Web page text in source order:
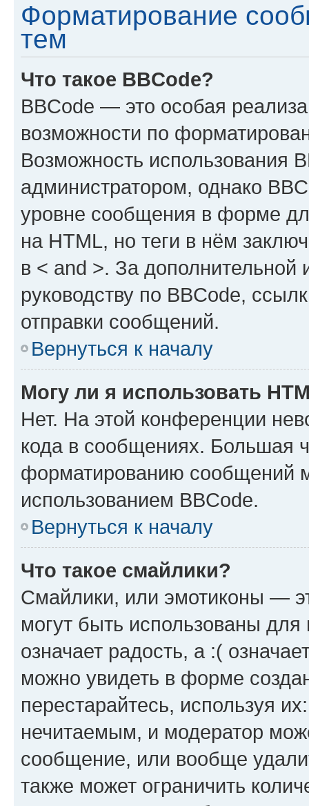
Форматирование
тем
Что такое BBCode?
BBCode — это особая
возможности по
Возможность использования
администратором, однако
уровне сообщения в форме
на HTML, но теги в нём
в < and >. За
руководству по BBCode,
отправки сообщений.
Вернуться к началу
Могу ли я использовать
Нет. На этой конференции
кода в сообщениях. Большая
форматированию сообщений
использованием BBCode.
Вернуться к началу
Что такое смайлики?
Смайлики, или эмотиконы —
могут быть использованы
означает радость, а :(
можно увидеть в форме
перестарайтесь, используя
нечитаемым, и модератор
сообщение, или вообще
также может ограничить